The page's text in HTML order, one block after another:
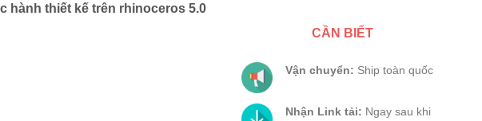
hành thiết kế trên rhinoceros 5.0
thiết kế trên rhinoceros 5.0 số lượng
CẦN BIẾT
Vận chuyển: Ship toàn quốc
Nhận Link tải: Ngay sau khi